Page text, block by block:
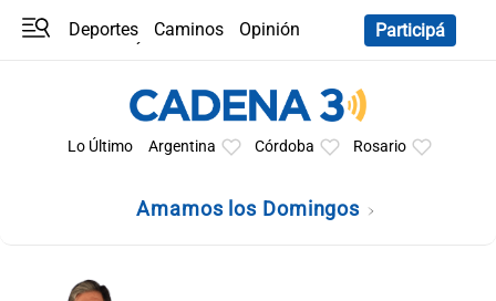
Deportes Caminos
Opinión
Participá
Lo Último Argentina Córdoba Rosario
Amamos los Domingos